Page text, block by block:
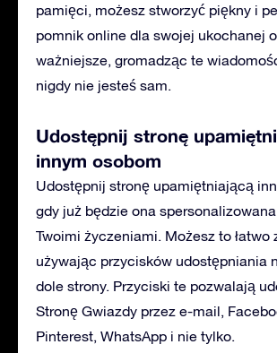
pamięci, możesz stworzyć piękny i
pomnik online dla swojej ukochanej
ważniejsze, gromadząc te
nigdy nie jesteś sam.
Udostępnij stronę
innym osobom
Udostępnij stronę upamiętniającą
gdy już będzie ona
Twoimi życzeniami. Możesz to łatwo
używając przycisków udostępniania
dole strony. Przyciski te pozwalają
Stronę Gwiazdy przez e-mail,
Pinterest, WhatsApp i nie tylko.